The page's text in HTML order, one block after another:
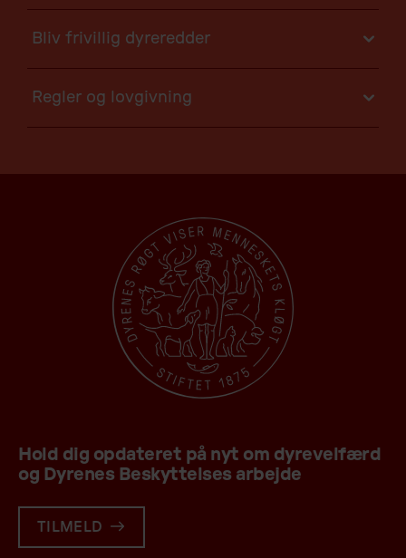
Bliv frivillig dyreredder
Regler og lovgivning
Hold dig opdateret på nyt om dyrevelfærd
og Dyrenes Beskyttelses arbejde
TILMELD